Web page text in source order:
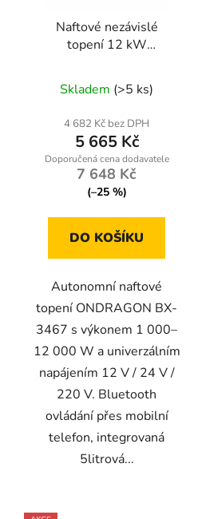
Naftové nezávislé
topení 12 kW
Bluetooth – nádrž 5 l
ONDRAGON BX-3467
Skladem (>5 ks)
4 682 Kč bez DPH
5 665 Kč
7 648 Kč
(–25 %)
DO KOŠÍKU
Autonomní naftové
topení ONDRAGON BX-
3467 s výkonem 1 000–
12 000 W a univerzálním
napájením 12 V / 24 V /
220 V. Bluetooth
ovládání přes mobilní
telefon, integrovaná
5litrová...